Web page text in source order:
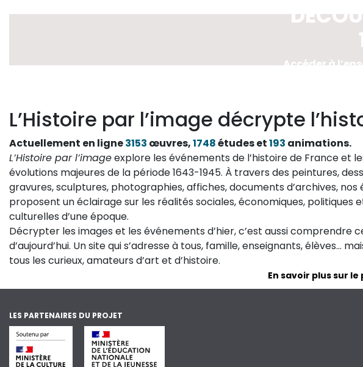
Accéder à
L’Histoire par l’image décrypte
Actuellement en ligne3153 œuvres,1748études et193 animations.
L’Histoire par l’imageexplore les événements de l’histoire de France et
évolutions majeures de la période 1643-1945. À travers des peintures,
gravures, sculptures, photographies, affiches, documents d’archives, nos
proposent un éclairage sur les réalités sociales, économiques, politiques
culturelles d’une époque.
Décrypter les images et les événements d’hier, c’est aussi comprendre
d’aujourd’hui. Un site qui s’adresse à tous, famille, enseignants, élèves…
tous les curieux, amateurs d’art et d’histoire.
En savoir plus sur
LES PARTENAIRES DU PROJET